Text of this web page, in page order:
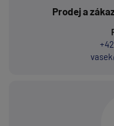
Prodej a